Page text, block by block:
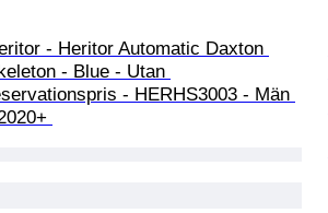
- Heritor Automatic Daxton
- Blue - Utan
- HERHS3003 - Män